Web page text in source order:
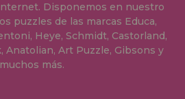
Disponemos en nuestro
puzzles de las marcas Educa,
Heye, Schmidt, Castorland,
Anatolian, Art Puzzle, Gibsons y
muchos más.